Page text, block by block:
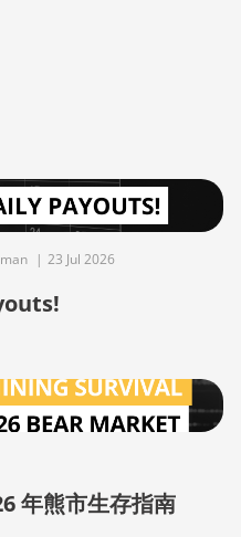
| 23 Jul 2026
年熊市生存指南